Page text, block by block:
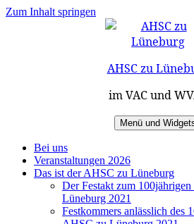
Zum Inhalt springen
AHSC zu
im VAC und
Menü und
Bei uns
Veranstaltungen 2026
Das ist der AHSC zu Lüneburg
Der Festakt zum
Lüneburg 2021
Festkommers anlässlich des